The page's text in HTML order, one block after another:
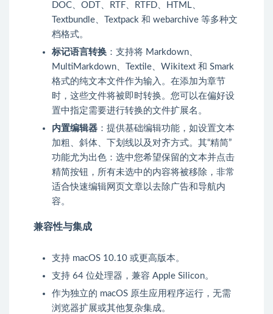
DOC、ODT、RTF、RTFD、HTML、
Textbundle、Textpack 和 webarchive 等多种文
档格式。
标记语言转换 ：支持将 Markdown、
MultiMarkdown、Textile、Wikitext 和 Smark
格式的纯文本文件作为输入。在添加为章节
时，这些文件将被即时转换。您可以在偏好设
置中指定需要进行转换的文件扩展名。
内置编辑器 ：提供基础编辑功能，如设置文本
加粗、斜体、下划线以及对齐方式。其“精简”
功能尤为出色：选中您希望保留的文本并点击
精简按钮，所有未选中的内容将被移除，非常
适合快速编辑网页文章以去除广告和导航内
容。
兼容性与集成
支持 macOS 10.10 或更高版本。
支持 64 位处理器，兼容 Apple Silicon。
作为独立的 macOS 原生应用程序运行，无需
浏览器扩展或其他复杂集成。